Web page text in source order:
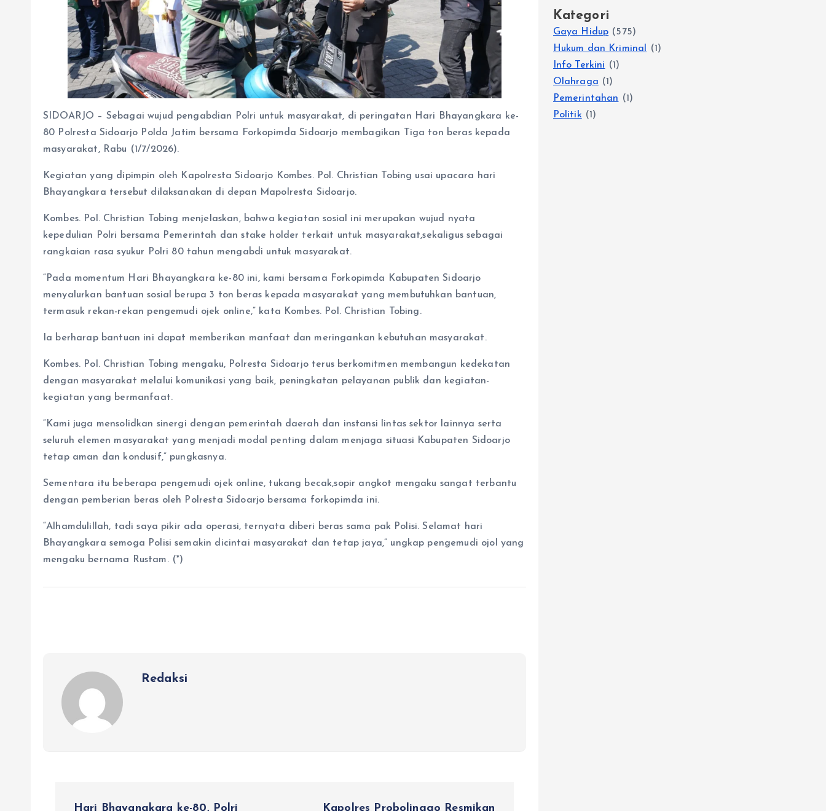
SIDOARJO – Sebagai wujud pengabdian Polri untuk masyarakat, di peringatan Hari Bhayangkara ke-
80 Polresta Sidoarjo Polda Jatim bersama Forkopimda Sidoarjo membagikan Tiga ton beras kepada
masyarakat, Rabu (1/7/2026).
Kegiatan yang dipimpin oleh Kapolresta Sidoarjo Kombes. Pol. Christian Tobing usai upacara hari
Bhayangkara tersebut dilaksanakan di depan Mapolresta Sidoarjo.
Kombes. Pol. Christian Tobing menjelaskan, bahwa kegiatan sosial ini merupakan wujud nyata
kepedulian Polri bersama Pemerintah dan stake holder terkait untuk masyarakat,sekaligus sebagai
rangkaian rasa syukur Polri 80 tahun mengabdi untuk masyarakat.
“Pada momentum Hari Bhayangkara ke-80 ini, kami bersama Forkopimda Kabupaten Sidoarjo
menyalurkan bantuan sosial berupa 3 ton beras kepada masyarakat yang membutuhkan bantuan,
termasuk rekan-rekan pengemudi ojek online,” kata Kombes. Pol. Christian Tobing.
Ia berharap bantuan ini dapat memberikan manfaat dan meringankan kebutuhan masyarakat.
Kombes. Pol. Christian Tobing mengaku, Polresta Sidoarjo terus berkomitmen membangun kedekatan
dengan masyarakat melalui komunikasi yang baik, peningkatan pelayanan publik dan kegiatan-
kegiatan yang bermanfaat.
“Kami juga mensolidkan sinergi dengan pemerintah daerah dan instansi lintas sektor lainnya serta
seluruh elemen masyarakat yang menjadi modal penting dalam menjaga situasi Kabupaten Sidoarjo
tetap aman dan kondusif,” pungkasnya.
Sementara itu beberapa pengemudi ojek online, tukang becak,sopir angkot mengaku sangat terbantu
dengan pemberian beras oleh Polresta Sidoarjo bersama forkopimda ini.
“Alhamdulillah, tadi saya pikir ada operasi, ternyata diberi beras sama pak Polisi. Selamat hari
Bhayangkara semoga Polisi semakin dicintai masyarakat dan tetap jaya,” ungkap pengemudi ojol yang
mengaku bernama Rustam. (*)
Redaksi
Hari Bhayangkara ke-80, Polri
Kapolres Probolinggo Resmikan
Kategori
Gaya Hidup (575)
Hukum dan Kriminal
(1)
Info Terkini (1)
Olahraga (1)
Pemerintahan (1)
Politik (1)